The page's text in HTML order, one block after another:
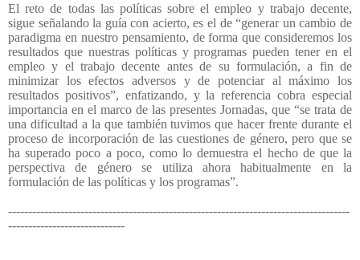
El reto de todas las políticas sobre el empleo y trabajo decente,
sigue señalando la guía con acierto, es el de “generar un cambio de
paradigma en nuestro pensamiento, de forma que consideremos los
resultados que nuestras políticas y programas pueden tener en el
empleo y el trabajo decente antes de su formulación, a fin de
minimizar los efectos adversos y de potenciar al máximo los
resultados positivos”, enfatizando, y la referencia cobra especial
importancia en el marco de las presentes Jornadas, que “se trata de
una dificultad a la que también tuvimos que hacer frente durante el
proceso de incorporación de las cuestiones de género, pero que se
ha superado poco a poco, como lo demuestra el hecho de que la
perspectiva de género se utiliza ahora habitualmente en la
formulación de las políticas y los programas”.
-------------------------------------------------------------------------------------
-----------------------------